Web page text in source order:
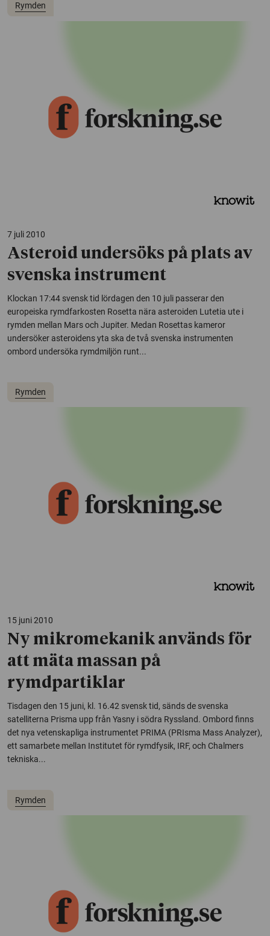
Rymden
7 juli 2010
Asteroid undersöks på plats av
svenska instrument
Klockan 17:44 svensk tid lördagen den 10 juli passerar den
europeiska rymdfarkosten Rosetta nära asteroiden Lutetia ute i
rymden mellan Mars och Jupiter. Medan Rosettas kameror
undersöker asteroidens yta ska de två svenska instrumenten
ombord undersöka rymdmiljön runt...
Rymden
15 juni 2010
Ny mikromekanik används för
att mäta massan på
rymdpartiklar
Tisdagen den 15 juni, kl. 16.42 svensk tid, sänds de svenska
satelliterna Prisma upp från Yasny i södra Ryssland. Ombord finns
det nya vetenskapliga instrumentet PRIMA (PRIsma Mass Analyzer),
ett samarbete mellan Institutet för rymdfysik, IRF, och Chalmers
tekniska...
Rymden